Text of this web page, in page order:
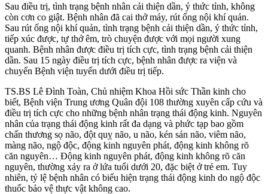
Sau điều trị, tình trạng bệnh nhân cải thiện dần, ý thức tỉnh, không
còn cơn co giật. Bệnh nhân đã cai thở máy, rút ống nội khí quản.
Sau rút ống nội khí quản, tình trạng bệnh cải thiện dần, ý thức tỉnh,
tiếp xúc được, tự thở êm, trò chuyện được với mọi người xung
quanh. Bệnh nhân được điều trị tích cực, tình trạng bệnh cải thiện
dần. Sau 15 ngày điều trị tích cực, bệnh nhân được ra viện và
chuyển Bệnh viện tuyến dưới điều trị tiếp.
TS.BS Lê Đình Toàn, Chủ nhiệm Khoa Hồi sức Thần kinh cho
biết, Bệnh viện Trung ương Quân đội 108 thường xuyên cấp cứu và
điều trị tích cực cho những bệnh nhân trạng thái động kinh. Nguyên
nhân của trạng thái động kinh rất đa dạng và phức tạp bao gồm
chấn thương sọ não, đột quỵ não, u não, kén sán não, viêm não,
màng não, ngộ độc, động kinh nguyên phát, động kinh không rõ
căn nguyên… Động kinh nguyên phát, động kinh không rõ căn
nguyên, thường xảy ra ở lứa tuổi dưới 20, đặc biệt ở trẻ em. Tuy
nhiên, tỷ lệ bệnh nhân có biểu hiện trạng thái động kinh do ngộ độc
thuốc bảo vệ thực vật không cao.